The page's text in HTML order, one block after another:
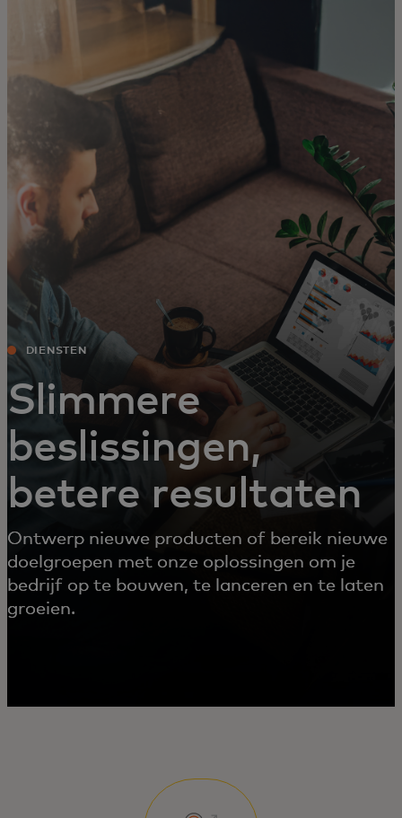
Zakelijk
Voor de wereld
Voor vernieuwers
Nieuws en trends
DIENSTEN
Slimmere
beslissingen,
betere resultaten
Ontwerp nieuwe producten of bereik nieuwe
doelgroepen met onze oplossingen om je
bedrijf op te bouwen, te lanceren en te laten
groeien.